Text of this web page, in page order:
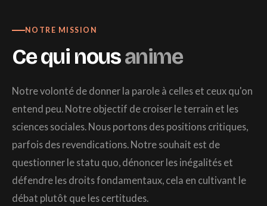
NOTRE MISSION
Ce qui nousanime
Notre volonté de donner la parole à celles et ceux qu'on
entend peu. Notre objectif de croiser le terrain et les
sciences sociales. Nous portons des positions critiques,
parfois des revendications. Notre souhait est de
questionner le statu quo, dénoncer les inégalités et
défendre les droits fondamentaux, cela en cultivant le
débat plutôt que les certitudes.